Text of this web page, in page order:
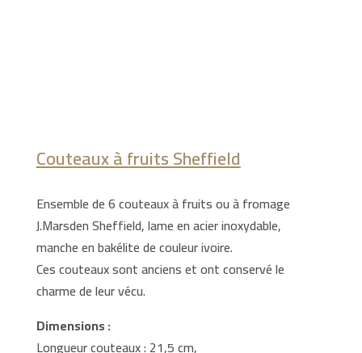
Couteaux à fruits Sheffield
Ensemble de 6 couteaux à fruits ou à fromage
J.Marsden Sheffield, lame en acier inoxydable,
manche en bakélite de couleur ivoire.
Ces couteaux sont anciens et ont conservé le
charme de leur vécu.
Dimensions :
Longueur couteaux : 21,5 cm,